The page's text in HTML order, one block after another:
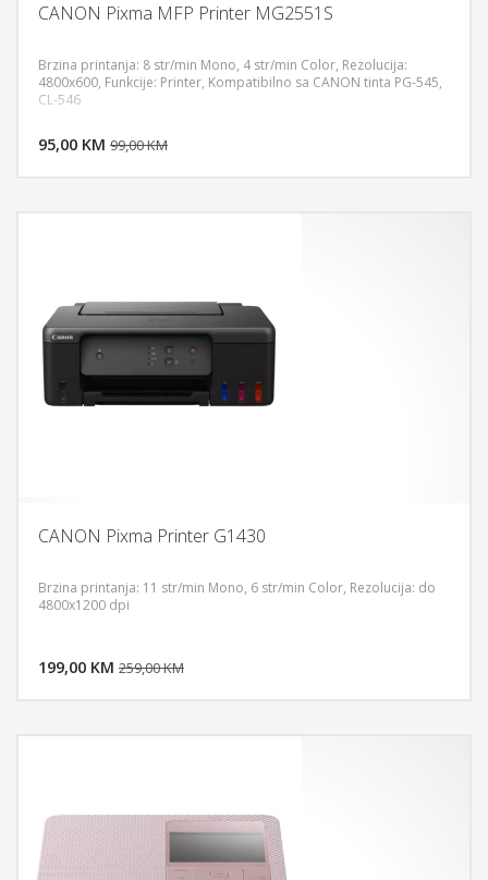
CANON Pixma MFP Printer MG2551S
Brzina printanja: 8 str/min Mono, 4 str/min Color, Rezolucija:
4800x600, Funkcije: Printer, Kompatibilno sa CANON tinta PG-545,
CL-546
95,00 KM 99,00 KM
CANON Pixma Printer G1430
Brzina printanja: 11 str/min Mono, 6 str/min Color, Rezolucija: do
4800x1200 dpi
199,00 KM 259,00 KM